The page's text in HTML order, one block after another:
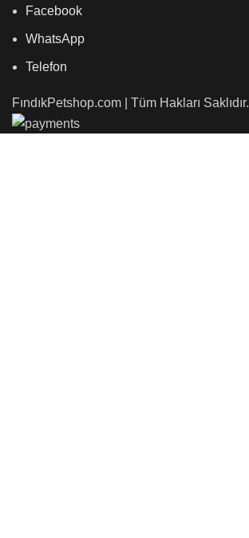
Facebook
WhatsApp
Telefon
FındıkPetshop.com | Tüm Hakları